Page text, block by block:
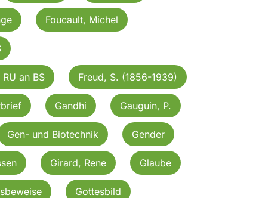
Foucault, Michel
an BS Freud, S. (1856-1939)
Gandhi Gauguin, P.
Gen- und Biotechnik Gender
Girard, Rene Glaube
Gottesbild